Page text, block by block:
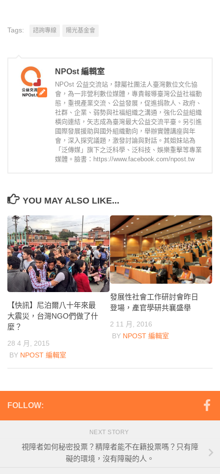
Tags: 諮詢專線 陽光基金會
NPOst 編輯室
NPOst 公益交流站，隸屬社團法人臺灣數位文化協
會，為一非營利數位媒體，專責報導臺灣公益社福動
態，重視產業交流、公益發展，促進捐款人、政府、
社群、企業、弱勢與社福組織之溝通，強化公益組織
橫向連結，矢志成為臺灣最大公益交流平臺。另引進
國際發展援助與國外組織動向，舉辦實體講座與年
會，深入探究議題，激發討論與對話。其姐妹站為
「泛傳媒」旗下之泛科學、泛科技、娛樂重擊等專業
媒體。臉書：https://www.facebook.com/npost.tw
YOU MAY ALSO LIKE...
【快訊】尼泊爾八十年來最
大震災，台灣NGO們做了什
麼？
28 4 月, 2015
BY NPOST 編輯室
發展性社會工作研討會昨日
登場，產官學研共襄盛舉
2 11 月, 2016
BY NPOST 編輯室
FOLLOW:
NEXT STORY
視障者如何秘密投票？精障者能不在籍投票嗎？只有障
礙的環境，沒有障礙的人。